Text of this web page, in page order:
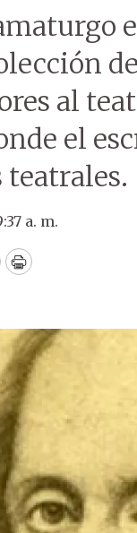
al
el
teatrales.
a. m.
Print